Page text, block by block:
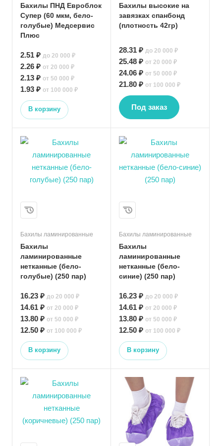
Бахилы ПНД Евроблок
Супер (60 мкм, бело-
голубые) Медсервис
Плюс
2.51 ₽ до 20 000 ₽
2.26 ₽ от 20 000 ₽
2.13 ₽ от 50 000 ₽
1.93 ₽ от 100 000 ₽
В корзину
Бахилы высокие на
завязках спанбонд
(плотность 42гр)
28.31 ₽ до 20 000 ₽
25.48 ₽ от 20 000 ₽
24.06 ₽ от 50 000 ₽
21.80 ₽ от 100 000 ₽
Под заказ
Бахилы ламинированные
Бахилы
ламинированные
нетканные (бело-
голубые) (250 пар)
16.23 ₽ до 20 000 ₽
14.61 ₽ от 20 000 ₽
13.80 ₽ от 50 000 ₽
12.50 ₽ от 100 000 ₽
В корзину
Бахилы ламинированные
Бахилы
ламинированные
нетканные (бело-
синие) (250 пар)
16.23 ₽ до 20 000 ₽
14.61 ₽ от 20 000 ₽
13.80 ₽ от 50 000 ₽
12.50 ₽ от 100 000 ₽
В корзину